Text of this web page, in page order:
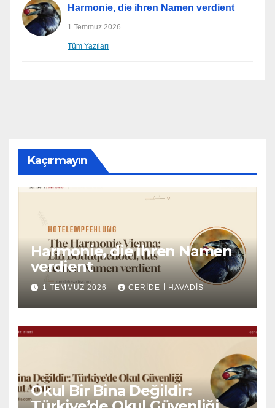
Harmonie, die ihren Namen verdient
1 Temmuz 2026
Tüm Yazıları
Kaçırmayın
Harmonie, die ihren Namen
verdient
1 TEMMUZ 2026 CERIDE-I HAVADIS
Okul Bir Bina Değildir: